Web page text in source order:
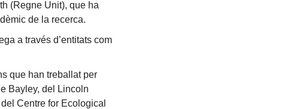
(Regne Unit), que ha
de la recerca.
a través d’entitats com
que han treballat per
Bayley, del Lincoln
Centre for Ecological